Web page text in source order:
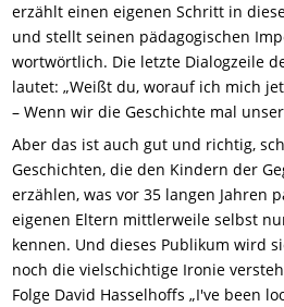
erzählt einen eigenen Schritt in
und stellt seinen pädagogischen
wortwörtlich. Die letzte Dialogzeile
lautet: „Weißt du, worauf ich mich
– Wenn wir die Geschichte mal
Aber das ist auch gut und richtig,
Geschichten, die den Kindern der
erzählen, was vor 35 langen Jahren
eigenen Eltern mittlerweile selbst
kennen. Und dieses Publikum wird
noch die vielschichtige Ironie
Folge David Hasselhoffs „I've been